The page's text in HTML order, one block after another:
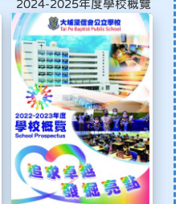
2024-2025年度學校概覽